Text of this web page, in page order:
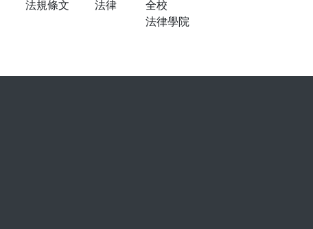
法規條文 法律
全校
法律學院